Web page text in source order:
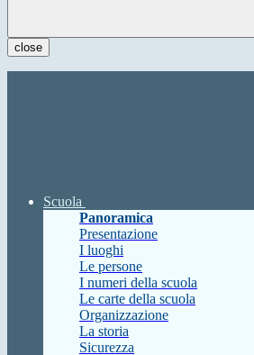
close
Scuola
Panoramica
Presentazione
I luoghi
Le persone
I numeri della scuola
Le carte della scuola
Organizzazione
La storia
Sicurezza